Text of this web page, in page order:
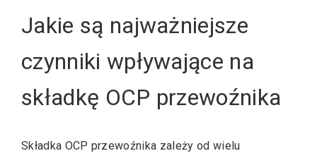
Jakie są najważniejsze
czynniki wpływające na
składkę OCP przewoźnika
Składka OCP przewoźnika zależy od wielu